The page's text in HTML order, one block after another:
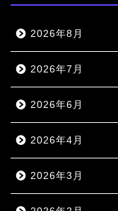
2026年8月
2026年7月
2026年6月
2026年4月
2026年3月